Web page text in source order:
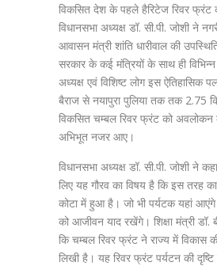
विकसित देश के पहले हैरिटेज रिवर फ्रंट
विधानसभा अध्यक्ष डॉ. सी.पी. जोशी ने
आवासन मंत्री शांति धारीवाल की
सरकार के कई मंत्रियों के साथ ही
अध्यक्ष एवं विशिष्ट लोग इस ऐतिहासिक
बैराज से नयापुरा पुलिया तक तक 2.75
विकसित चम्बल रिवर फ्रंट को अवलोकन
अभिभूत नजर आए।
विधानसभा अध्यक्ष डॉ. सी.पी. जोशी ने
लिए यह गौरव का विषय है कि इस तरह का
कोटा में हुआ है। जो भी पर्यटक यहां
को आजीवन याद रखेंगे। शिक्षा मंत्री डॉ.
कि चम्बल रिवर फ्रंट ने राज्य में विकास
लिखी है। यह रिवर फ्रंट पर्यटन की